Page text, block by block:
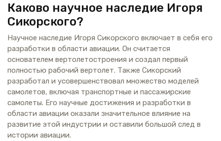
Каково научное наследие Игоря
Сикорского?
Научное наследие Игоря Сикорского включает в себя его
разработки в области авиации. Он считается
основателем вертолетостроения и создал первый
полностью рабочий вертолет. Также Сикорский
разработал и усовершенствовал множество моделей
самолетов, включая транспортные и пассажирские
самолеты. Его научные достижения и разработки в
области авиации оказали значительное влияние на
развитие этой индустрии и оставили большой след в
истории авиации.